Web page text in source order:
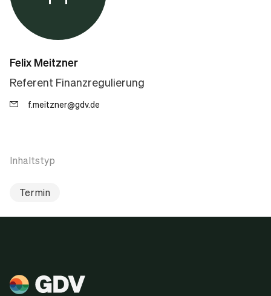
Felix Meitzner
Referent Finanzregulierung
f.meitzner@gdv.de
Inhaltstyp
Termin